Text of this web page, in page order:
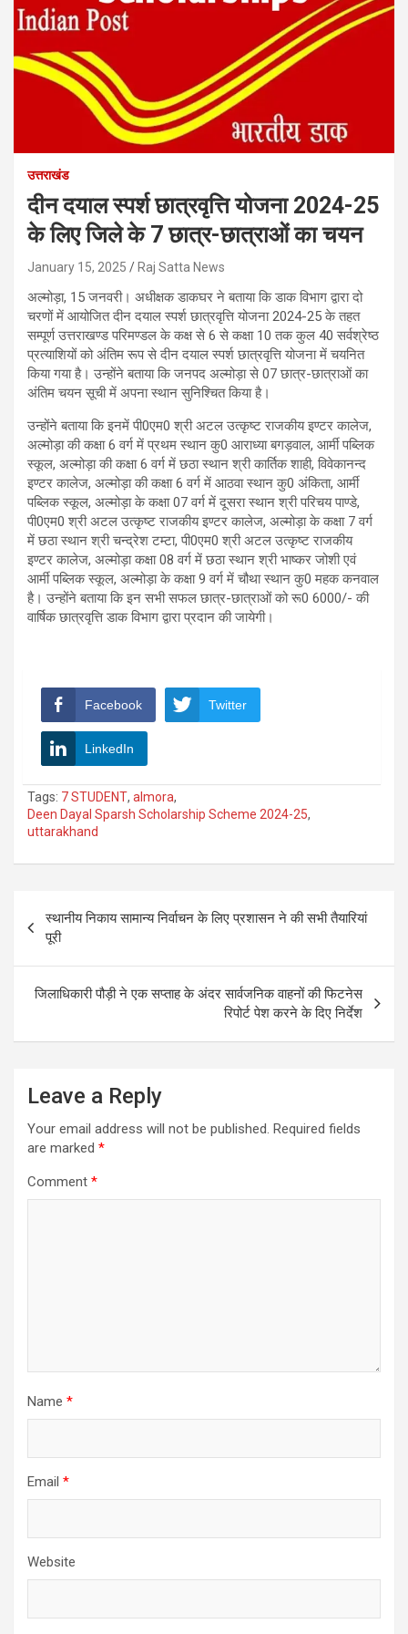
उत्तराखंड
दीन दयाल स्पर्श छात्रवृत्ति योजना 2024-25
के लिए जिले के 7 छात्र-छात्राओं का चयन
January 15, 2025 Raj Satta News
अल्मोड़ा, 15 जनवरी। अधीक्षक डाकघर ने बताया कि डाक विभाग द्वारा दो
चरणों में आयोजित दीन दयाल स्पर्श छात्रवृत्ति योजना 2024-25 के तहत
सम्पूर्ण उत्तराखण्ड परिमण्डल के कक्ष से 6 से कक्षा 10 तक कुल 40 सर्वश्रेष्ठ
प्रत्याशियों को अंतिम रूप से दीन दयाल स्पर्श छात्रवृत्ति योजना में चयनित
किया गया है। उन्होंने बताया कि जनपद अल्मोड़ा से 07 छात्र-छात्राओं का
अंतिम चयन सूची में अपना स्थान सुनिश्चित किया है।
उन्होंने बताया कि इनमें पी0एम0 श्री अटल उत्कृष्ट राजकीय इण्टर कालेज,
अल्मोड़ा की कक्षा 6 वर्ग में प्रथम स्थान कु0 आराध्या बगड़वाल, आर्मी पब्लिक
स्कूल, अल्मोड़ा की कक्षा 6 वर्ग में छठा स्थान श्री कार्तिक शाही, विवेकानन्द
इण्टर कालेज, अल्मोड़ा की कक्षा 6 वर्ग में आठवा स्थान कु0 अंकिता, आर्मी
पब्लिक स्कूल, अल्मोड़ा के कक्षा 07 वर्ग में दूसरा स्थान श्री परिचय पाण्डे,
पी0एम0 श्री अटल उत्कृष्ट राजकीय इण्टर कालेज, अल्मोड़ा के कक्षा 7 वर्ग
में छठा स्थान श्री चन्द्रेश टम्टा, पी0एम0 श्री अटल उत्कृष्ट राजकीय
इण्टर कालेज, अल्मोड़ा कक्षा 08 वर्ग में छठा स्थान श्री भाष्कर जोशी एवं
आर्मी पब्लिक स्कूल, अल्मोड़ा के कक्षा 9 वर्ग में चौथा स्थान कु0 महक कनवाल
है। उन्होंने बताया कि इन सभी सफल छात्र-छात्राओं को रू0 6000/- की
वार्षिक छात्रवृत्ति डाक विभाग द्वारा प्रदान की जायेगी।
Facebook Twitter
LinkedIn
Tags: 7 STUDENT, almora,
Deen Dayal Sparsh Scholarship Scheme 2024-25,
uttarakhand
navigation
स्थानीय निकाय सामान्य निर्वाचन के लिए प्रशासन ने की सभी तैयारियां
पूरी
जिलाधिकारी पौड़ी ने एक सप्ताह के अंदर सार्वजनिक वाहनों की फिटनेस
रिपोर्ट पेश करने के दिए निर्देश
Leave a Reply
Your email address will not be published. Required fields
are marked *
Comment *
Name *
Email *
Website